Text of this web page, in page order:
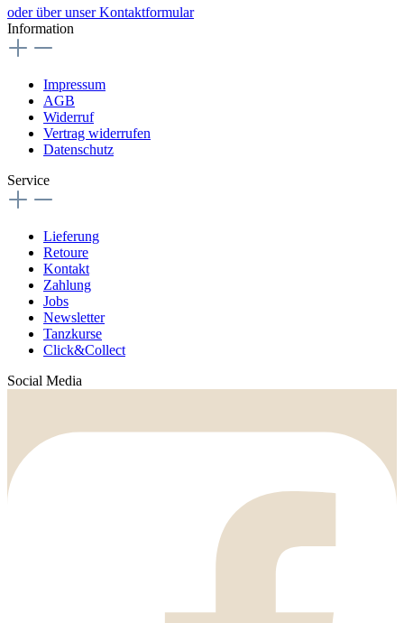
oder über unser Kontaktformular
Information
Impressum
AGB
Widerruf
Vertrag widerrufen
Datenschutz
Service
Lieferung
Retoure
Kontakt
Zahlung
Jobs
Newsletter
Tanzkurse
Click&Collect
Social Media